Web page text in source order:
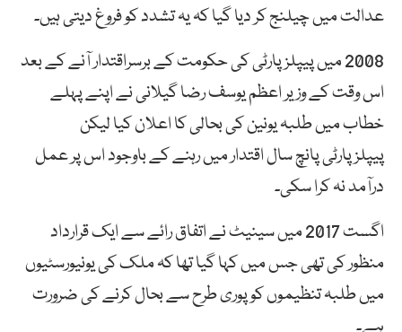
عدالت میں چیلنج کر دیا گیا کہ یہ تشدد کو فروغ دیتی ہیں۔
2008 میں پیپلز پارٹی کی حکومت کے برسراقتدار آنے کے بعد
اس وقت کے وزیر اعظم یوسف رضا گیلانی نے اپنے پہلے
خطاب میں طلبہ یونین کی بحالی کا اعلان کیا لیکن
پیپلزپارٹی پانچ سال اقتدار میں رہنے کے باوجود اس پر عمل
درآمد نہ کرا سکی۔
اگست 2017 میں سینیٹ نے اتفاق رائے سے ایک قرارداد
منظور کی تھی جس میں کہا گیا تھا کہ ملک کی یونیورسٹیوں
میں طلبہ تنظیموں کو پوری طرح سے بحال کرنے کی ضرورت
ہے۔